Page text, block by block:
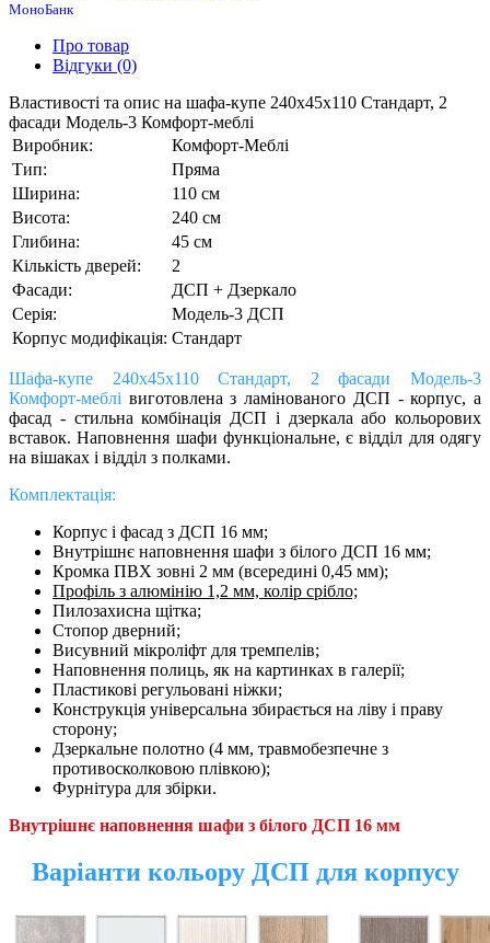
МоноБанк
Про товар
Відгуки (0)
Властивості та опис на шафа-купе 240х45х110 Стандарт, 2
фасади Модель-3 Комфорт-меблі
Виробник:
Комфорт-Меблі
Тип:
Пряма
Ширина:
110 см
Висота:
240 см
Глибина:
45 см
Кількість дверей:
2
Фасади:
ДСП + Дзеркало
Серія:
Модель-3 ДСП
Корпус модифікація: Стандарт
Шафа-купе 240х45х110 Стандарт, 2 фасади Модель-3
Комфорт-меблі виготовлена з ламінованого ДСП - корпус, а
фасад - стильна комбінація ДСП і дзеркала або кольорових
вставок. Наповнення шафи функціональне, є відділ для одягу
на вішаках і відділ з полками.
Комплектація:
Корпус і фасад з ДСП 16 мм;
Внутрішнє наповнення шафи з білого ДСП 16 мм;
Кромка ПВХ зовні 2 мм (всередині 0,45 мм);
Профіль з алюмінію 1,2 мм, колір срібло;
Пилозахисна щітка;
Cтопор дверний;
Висувний мікроліфт для тремпелів;
Наповнення полиць, як на картинках в галерії;
Пластикові регульовані ніжки;
Конструкція універсальна збирається на ліву і праву
сторону;
Дзеркальне полотно (4 мм, травмобезпечне з
противосколковою плівкою);
Фурнітура для збірки.
Внутрішнє наповнення шафи з білого ДСП 16 мм
Варіанти кольору ДСП для корпусу